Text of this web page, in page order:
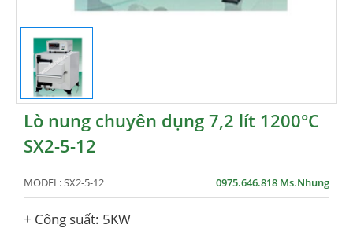
Lò nung chuyên dụng 7,2 lít 1200°C
SX2-5-12
MODEL:SX2-5-12 0975.646.818 Ms.Nhung
+ Công suất: 5KW